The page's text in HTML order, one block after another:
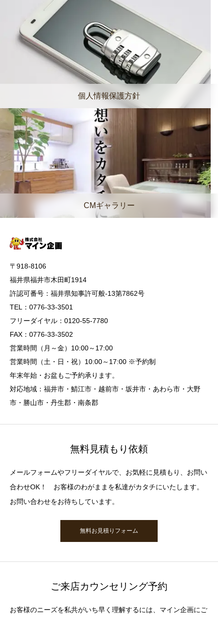
個人情報保護方針
CMギャラリー
〒918-8106
福井県福井市木田町1914
許認可番号：福井県知事許可般-13第7862号
TEL：0776-33-3501
フリーダイヤル：0120-55-7780
FAX：0776-33-3502
営業時間（月～金）10:00～17:00
営業時間（土・日・祝）10:00～17:00 ※予約制
年末年始・お盆もご予約承ります。
対応地域：福井市・鯖江市・越前市・坂井市・あわら市・大野
市・勝山市・丹生郡・南条郡
無料見積もり依頼
メールフォームやフリーダイヤルで、お気軽に見積もり、お問い
合わせOK！ お客様のわがままを私達がカタチにいたします。
お問い合わせをお待ちしています。
無料お見積りフォーム
ご来店カウンセリング予約
お客様のニーズを私共がいち早く理解するには、マイン企画にご